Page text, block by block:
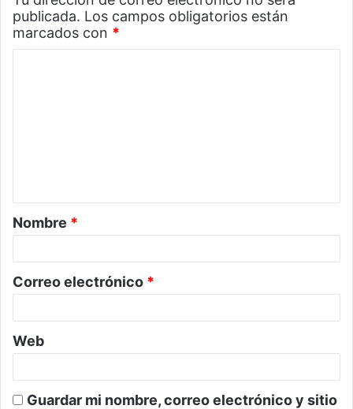
publicada. Los campos obligatorios están
marcados con *
a
r
o
*
Nombre *
Correo electrónico *
Web
Guardar mi nombre, correo electrónico y sitio